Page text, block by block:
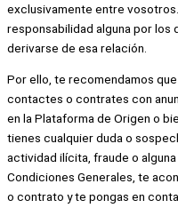
exclusivamente entre
responsabilidad alguna por los
derivarse de esa relación.
Por ello, te recomendamos
contactes o contrates con
en la Plataforma de Origen o
tienes cualquier duda o
actividad ilícita, fraude o
Condiciones Generales, te
o contrato y te pongas en